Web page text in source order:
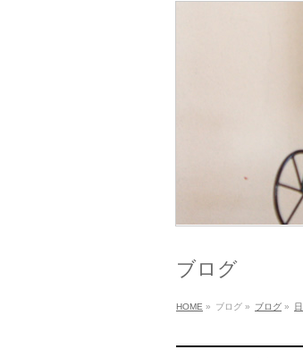
ブログ
HOME » ブログ » ブログ »